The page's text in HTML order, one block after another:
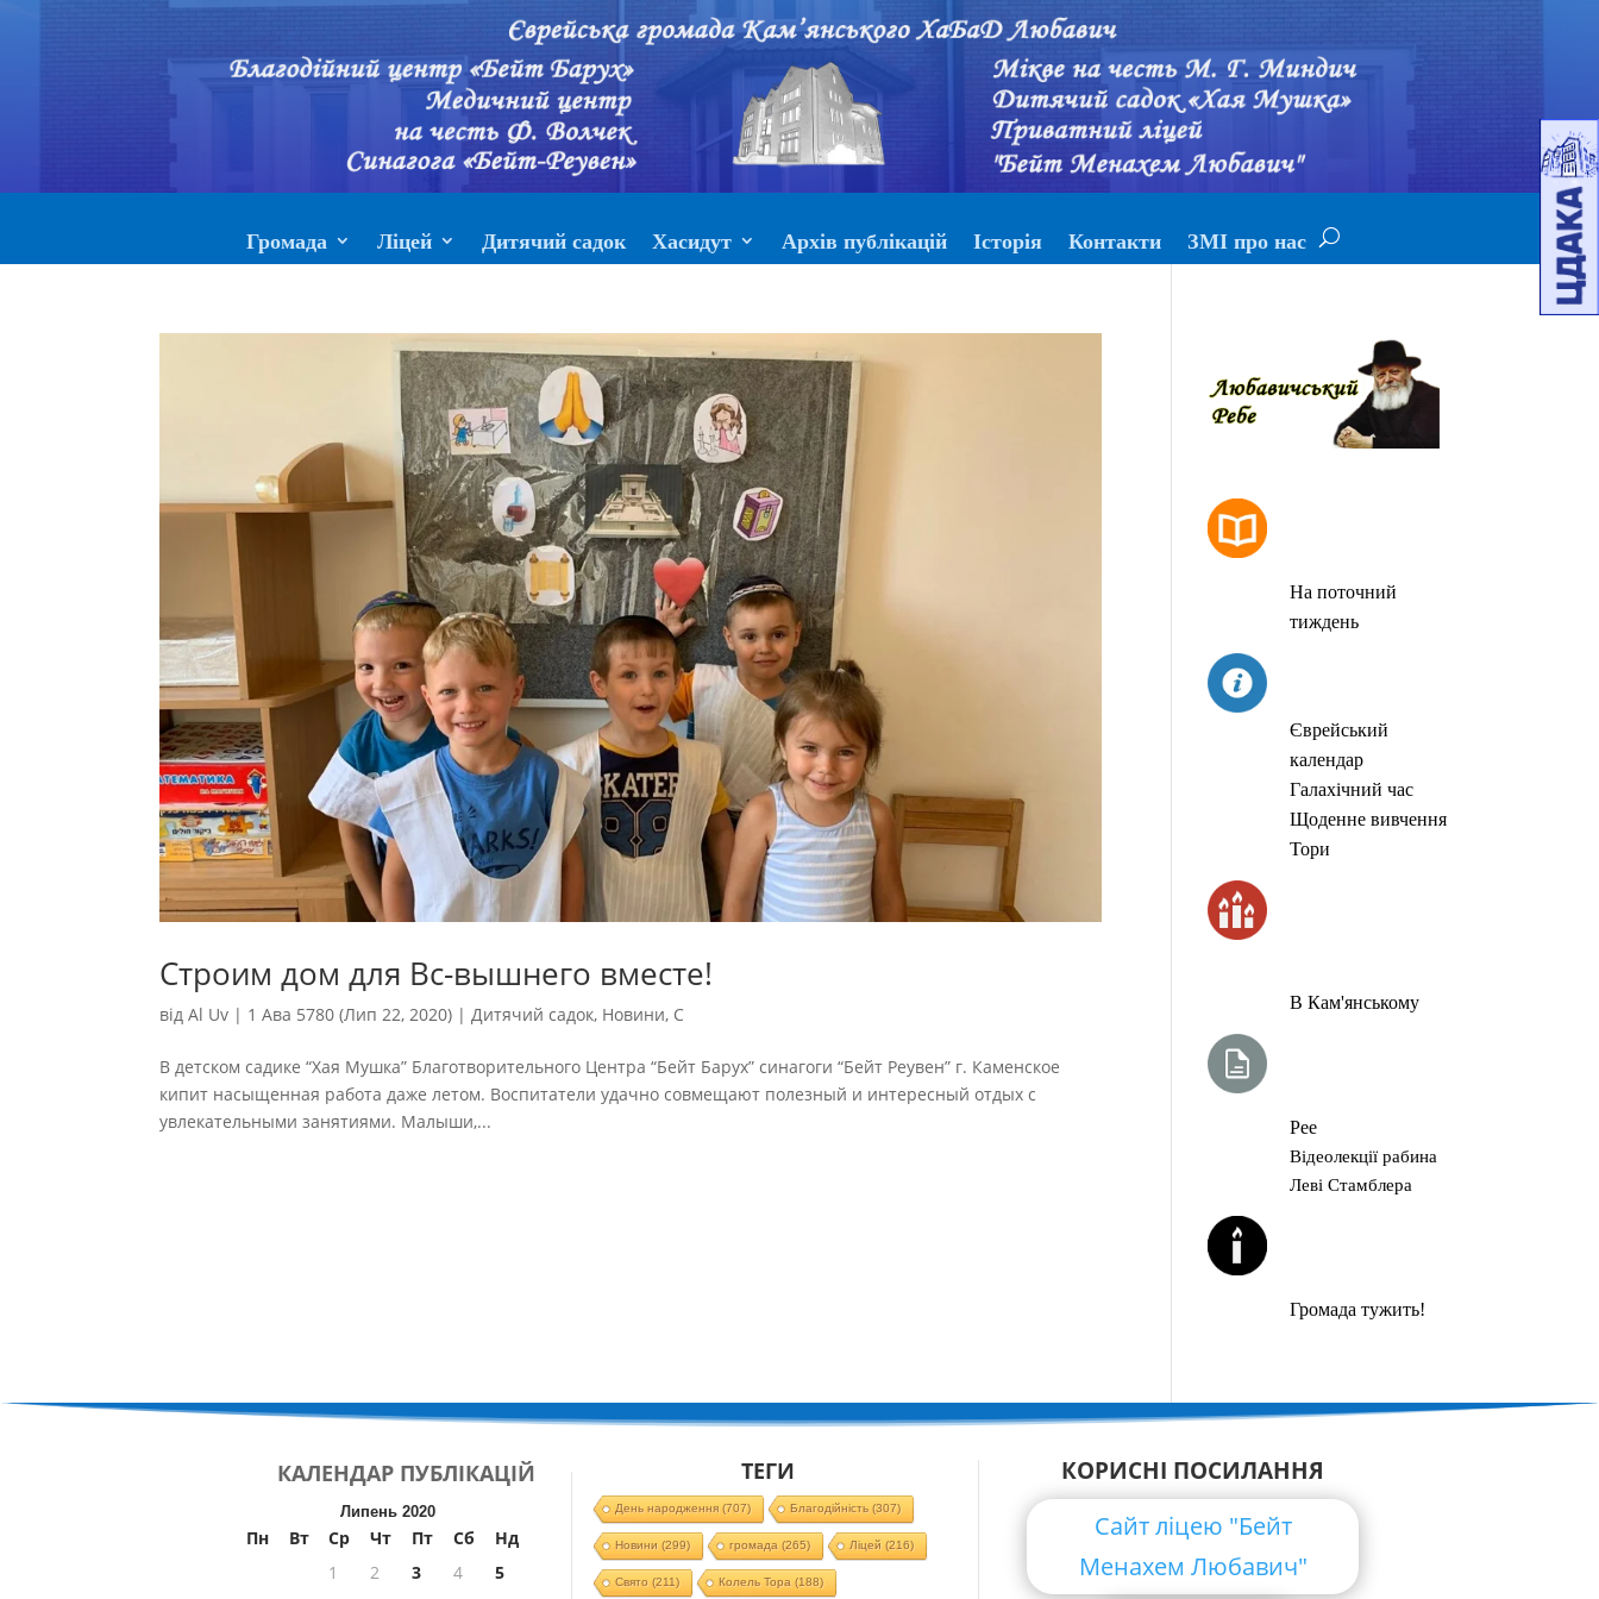
Громада Ліцей Дитячий садок Хасидут Архів публікацій Історія Контакти ЗМІ про нас
Строим дом для Вс-вышнего вместе!
відAl Uv | 1 Ава 5780 (Лип 22, 2020) | Дитячий садок, Новини, С
В детском садике “Хая Мушка” Благотворительного Центра “Бейт Барух” синагоги “Бейт Реувен” г. Каменское
кипит насыщенная работа даже летом. Воспитатели удачно совмещают полезный и интересный отдых с
увлекательными занятиями. Малыши,...
На поточний
тиждень
Єврейський
календар
Галахічний час
Щоденне вивчення
Тори
В Кам'янському
Рее
Відеолекції рабина
Леві Стамблера
Громада тужить!
КАЛЕНДАР ПУБЛІКАЦІЙ
Липень 2020
Пн Вт Ср Чт Пт Сб
Нд
1
2 3 4
5
ТЕГИ
День народження(707) Благодійність (307)
Новини (299) громада (265) Ліцей (216)
Свято (211) Колель Тора (188)
КОРИСНІ ПОСИЛАННЯ
Сайт ліцею "Бейт
Менахем Любавич"